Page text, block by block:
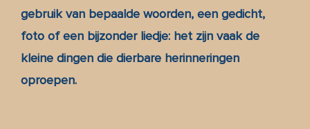
Inspiratie
Memoria
gebruik van bepaalde woorden, een gedicht,
foto of een bijzonder liedje: het zijn vaak de
kleine dingen die dierbare herinneringen
oproepen.